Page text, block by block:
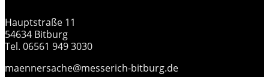
Hauptstraße 11
54634 Bitburg
Tel. 06561 949 3030
maennersache@messerich-bitburg.de